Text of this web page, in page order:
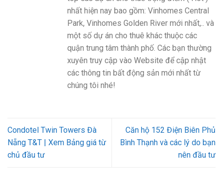
nhất hiện nay bao gồm: Vinhomes Central
Park, Vinhomes Golden River mới nhất,.. và
một số dự án cho thuê khác thuộc các
quận trung tâm thành phố. Các bạn thường
xuyên truy cập vào Website để cập nhật
các thông tin bất động sản mới nhất từ
chúng tôi nhé!
Condotel Twin Towers Đà
Nẵng T&T | Xem Bảng giá từ
chủ đầu tư
Căn hộ 152 Điện Biên Phủ
Bình Thạnh và các lý do bạn
nên đầu tư